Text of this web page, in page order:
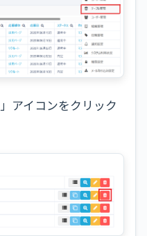
アイコンをクリック